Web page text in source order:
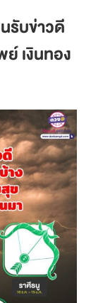
รับข่าวดี
เงินทอง